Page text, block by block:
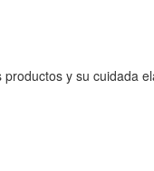
y su cuidada